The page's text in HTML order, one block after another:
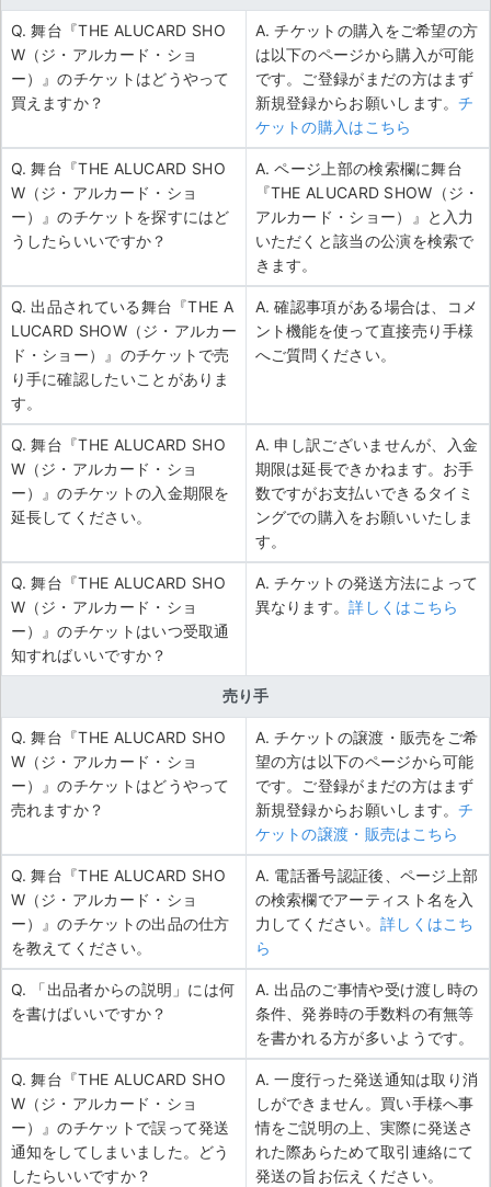
Q. 舞台『THE ALUCARD SHO
W（ジ・アルカード・ショ
ー）』のチケットはどうやって
買えますか？
A. チケットの購入をご希望の方
は以下のページから購入が可能
です。ご登録がまだの方はまず
新規登録からお願いします。チ
ケットの購入はこちら
Q. 舞台『THE ALUCARD SHO
W（ジ・アルカード・ショ
ー）』のチケットを探すにはど
うしたらいいですか？
A. ページ上部の検索欄に舞台
『THE ALUCARD SHOW（ジ・
アルカード・ショー）』と入力
いただくと該当の公演を検索で
きます。
Q. 出品されている舞台『THE A
LUCARD SHOW（ジ・アルカー
ド・ショー）』のチケットで売
り手に確認したいことがありま
す。
A. 確認事項がある場合は、コメ
ント機能を使って直接売り手様
へご質問ください。
Q. 舞台『THE ALUCARD SHO
W（ジ・アルカード・ショ
ー）』のチケットの入金期限を
延長してください。
A. 申し訳ございませんが、入金
期限は延長できかねます。お手
数ですがお支払いできるタイミ
ングでの購入をお願いいたしま
す。
Q. 舞台『THE ALUCARD SHO
W（ジ・アルカード・ショ
ー）』のチケットはいつ受取通
知すればいいですか？
A. チケットの発送方法によって
異なります。詳しくはこちら
売り手
Q. 舞台『THE ALUCARD SHO
W（ジ・アルカード・ショ
ー）』のチケットはどうやって
売れますか？
A. チケットの譲渡・販売をご希
望の方は以下のページから可能
です。ご登録がまだの方はまず
新規登録からお願いします。チ
ケットの譲渡・販売はこちら
Q. 舞台『THE ALUCARD SHO
W（ジ・アルカード・ショ
ー）』のチケットの出品の仕方
を教えてください。
A. 電話番号認証後、ページ上部
の検索欄でアーティスト名を入
力してください。 詳しくはこち
ら
Q. 「出品者からの説明」には何
を書けばいいですか？
A. 出品のご事情や受け渡し時の
条件、発券時の手数料の有無等
を書かれる方が多いようです。
Q. 舞台『THE ALUCARD SHO
W（ジ・アルカード・ショ
ー）』のチケットで誤って発送
通知をしてしまいました。どう
したらいいですか？
A. 一度行った発送通知は取り消
しができません。買い手様へ事
情をご説明の上、実際に発送さ
れた際あらためて取引連絡にて
発送の旨お伝えください。